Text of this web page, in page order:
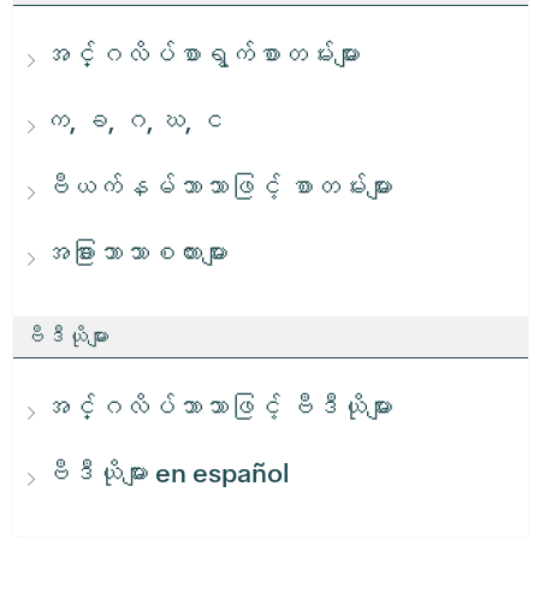
အင်္ဂလိပ်စာရွက်စာတမ်းများ
က, ခ, ဂ, ဃ, င
ဗီယက်နမ်ဘာသာဖြင့် စာတမ်းများ
အခြားဘာသာစကားများ
ဗီဒီယိုများ
အင်္ဂလိပ်ဘာသာဖြင့် ဗီဒီယိုများ
ဗီဒီယိုများ en español